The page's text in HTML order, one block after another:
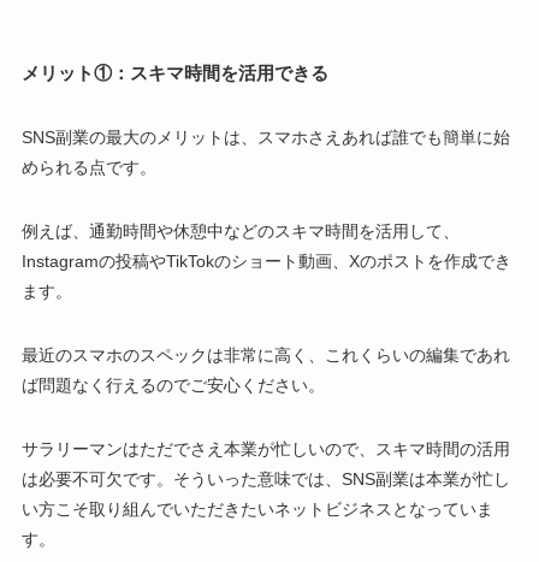
メリット①：スキマ時間を活用できる
SNS副業の最大のメリットは、スマホさえあれば誰でも簡単に始
められる点です。
例えば、通勤時間や休憩中などのスキマ時間を活用して、
Instagramの投稿やTikTokのショート動画、Xのポストを作成でき
ます。
最近のスマホのスペックは非常に高く、これくらいの編集であれ
ば問題なく行えるのでご安心ください。
サラリーマンはただでさえ本業が忙しいので、スキマ時間の活用
は必要不可欠です。そういった意味では、SNS副業は本業が忙し
い方こそ取り組んでいただきたいネットビジネスとなっていま
す。